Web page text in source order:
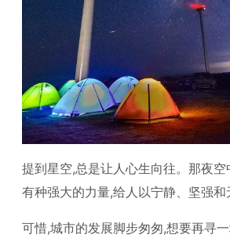
提到星空,总是让人心生向往。那夜
有种强大的力量,给人以宁静、坚强和
可惜,城市的发展脚步匆匆,想要再寻